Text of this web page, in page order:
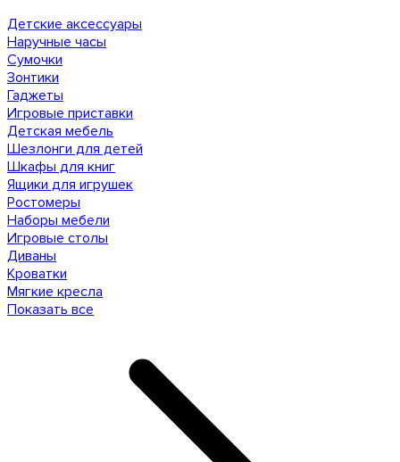
Детские аксессуары
Наручные часы
Сумочки
Зонтики
Гаджеты
Игровые приставки
Детская мебель
Шезлонги для детей
Шкафы для книг
Ящики для игрушек
Ростомеры
Наборы мебели
Игровые столы
Диваны
Кроватки
Мягкие кресла
Показать все